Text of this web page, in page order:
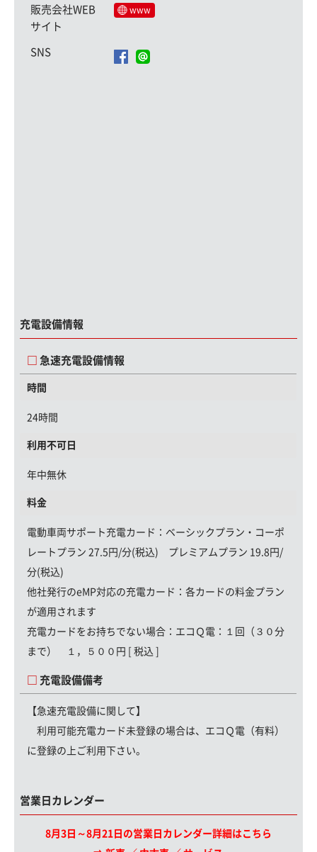
販売会社WEB
サイト
www
SNS
充電設備情報
急速充電設備情報
時間
24時間
利用不可日
年中無休
料金
電動車両サポート充電カード ：ベーシックプラン・コーポ
レートプラン 27.5円/分(税込) プレミアムプラン 19.8円/
分(税込)
他社発行のeMP対応の充電カード：各カードの料金プラン
が適用されます
充電カードをお持ちでない場合： エコＱ電：１回（３０分
まで） １，５００円 [ 税込 ]
充電設備備考
【急速充電設備に関して】
利用可能充電カード未登録の場合は、エコＱ電（有料）
に登録の上ご利用下さい。
営業日カレンダー
8月3日～8月21日の営業日カレンダー詳細はこちら